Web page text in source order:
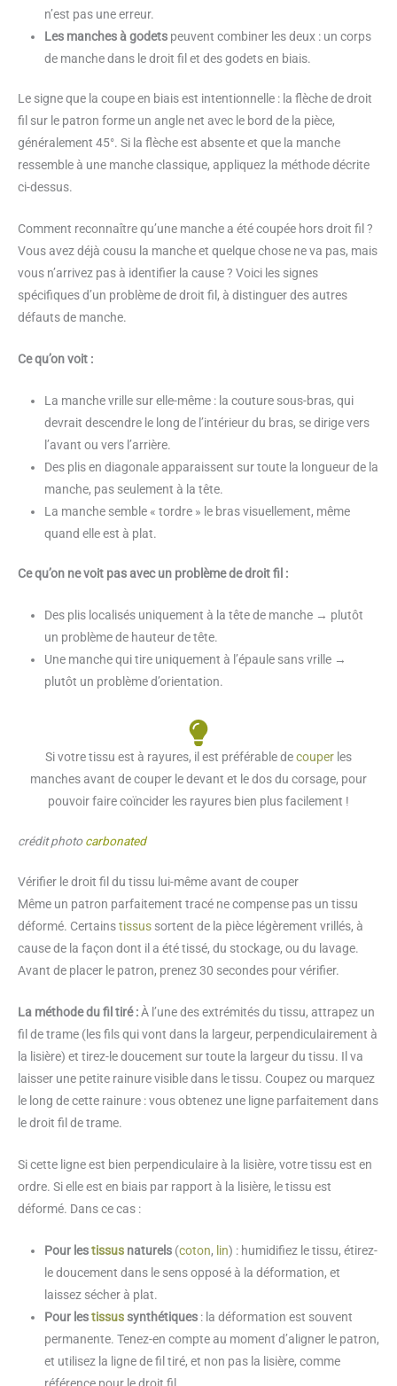
n’est pas une erreur.
Les manches à godets peuvent combiner les deux : un corps
de manche dans le droit fil et des godets en biais.
Le signe que la coupe en biais est intentionnelle : la flèche de droit
fil sur le patron forme un angle net avec le bord de la pièce,
généralement 45°. Si la flèche est absente et que la manche
ressemble à une manche classique, appliquez la méthode décrite
ci-dessus.
Comment reconnaître qu’une manche a été coupée hors droit fil ?
Vous avez déjà cousu la manche et quelque chose ne va pas, mais
vous n’arrivez pas à identifier la cause ? Voici les signes
spécifiques d’un problème de droit fil, à distinguer des autres
défauts de manche.
Ce qu’on voit :
La manche vrille sur elle-même : la couture sous-bras, qui
devrait descendre le long de l’intérieur du bras, se dirige vers
l’avant ou vers l’arrière.
Des plis en diagonale apparaissent sur toute la longueur de la
manche, pas seulement à la tête.
La manche semble « tordre » le bras visuellement, même
quand elle est à plat.
Ce qu’on ne voit pas avec un problème de droit fil :
Des plis localisés uniquement à la tête de manche → plutôt
un problème de hauteur de tête.
Une manche qui tire uniquement à l’épaule sans vrille →
plutôt un problème d’orientation.
Si votre tissu est à rayures, il est préférable decouper les
manches avant de couper le devant et le dos du corsage, pour
pouvoir faire coïncider les rayures bien plus facilement !
crédit photocarbonated
Vérifier le droit fil du tissu lui-même avant de couper
Même un patron parfaitement tracé ne compense pas un tissu
déformé. Certainstissus sortent de la pièce légèrement vrillés, à
cause de la façon dont il a été tissé, du stockage, ou du lavage.
Avant de placer le patron, prenez 30 secondes pour vérifier.
La méthode du fil tiré :À l’une des extrémités du tissu, attrapez un
fil de trame (les fils qui vont dans la largeur, perpendiculairement à
la lisière) et tirez-le doucement sur toute la largeur du tissu. Il va
laisser une petite rainure visible dans le tissu. Coupez ou marquez
le long de cette rainure : vous obtenez une ligne parfaitement dans
le droit fil de trame.
Si cette ligne est bien perpendiculaire à la lisière, votre tissu est en
ordre. Si elle est en biais par rapport à la lisière, le tissu est
déformé. Dans ce cas :
Pour lestissus naturels (coton, lin) : humidifiez le tissu, étirez-
le doucement dans le sens opposé à la déformation, et
laissez sécher à plat.
Pour lestissussynthétiques : la déformation est souvent
permanente. Tenez-en compte au moment d’aligner le patron,
et utilisez la ligne de fil tiré, et non pas la lisière, comme